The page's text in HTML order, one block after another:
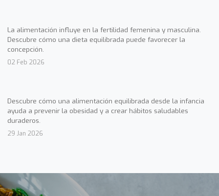
La alimentación influye en la fertilidad femenina y masculina.
Descubre cómo una dieta equilibrada puede favorecer la
concepción.
02 Feb 2026
Descubre cómo una alimentación equilibrada desde la infancia
ayuda a prevenir la obesidad y a crear hábitos saludables
duraderos.
29 Jan 2026